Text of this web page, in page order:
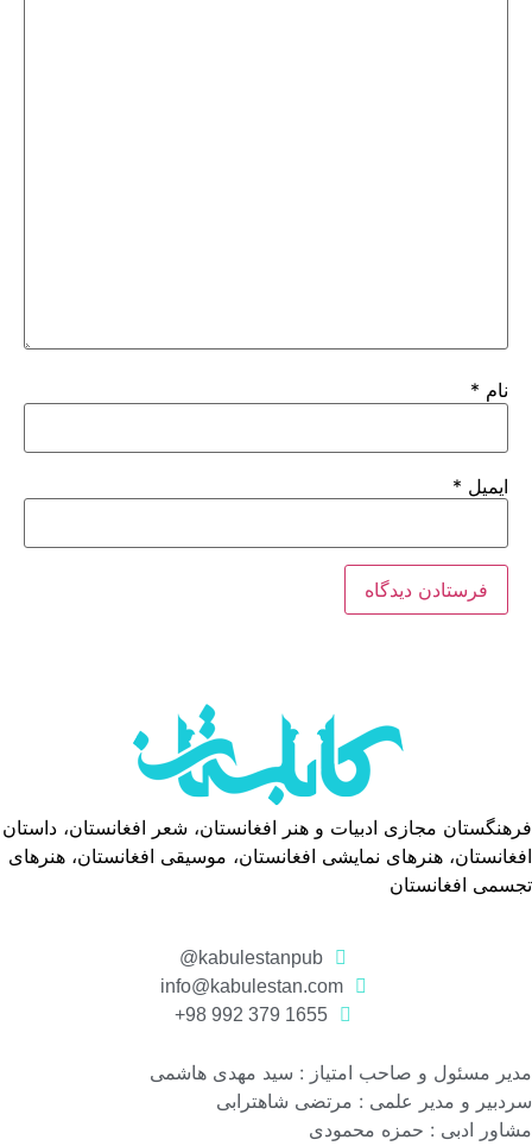
نام *
ایمیل *
فرهنگستان مجازی ادبیات و هنر افغانستان، شعر افغانستان، داستان
افغانستان، هنرهای نمایشی افغانستان، موسیقی افغانستان، هنرهای
تجسمی افغانستان
kabulestanpub@
info@kabulestan.com
1655 379 992 98+
مدیر مسئول و صاحب امتیاز : سید مهدی هاشمی
سردبیر و مدیر علمی : مرتضی شاهترابی
مشاور ادبی : حمزه محمودی